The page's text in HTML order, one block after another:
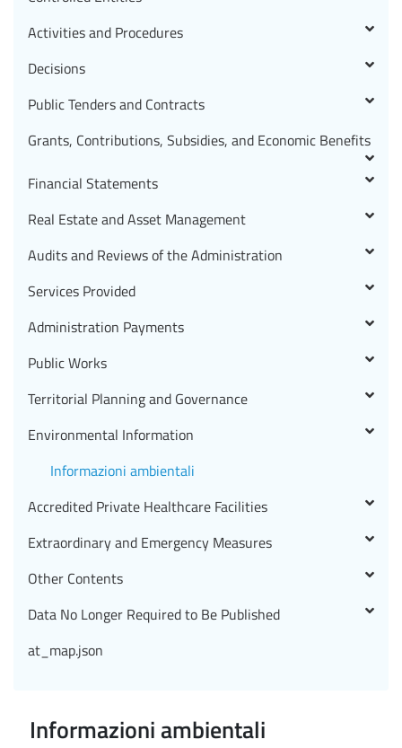
Informazioni ambientali
Activities and Procedures
Decisions
Public Tenders and Contracts
Grants, Contributions, Subsidies, and Economic Benefits
Financial Statements
Real Estate and Asset Management
Audits and Reviews of the Administration
Services Provided
Administration Payments
Public Works
Territorial Planning and Governance
Environmental Information
Informazioni ambientali
Accredited Private Healthcare Facilities
Extraordinary and Emergency Measures
Other Contents
Data No Longer Required to Be Published
at_map.json